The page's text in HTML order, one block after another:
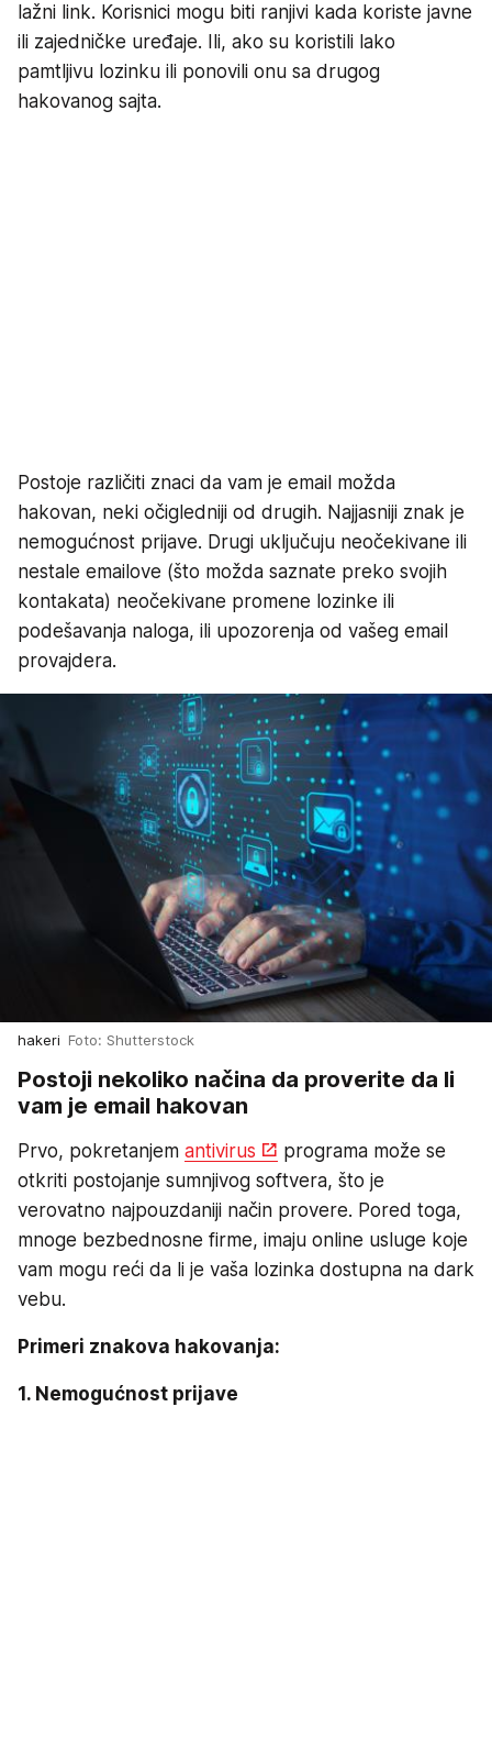
lažni link. Korisnici mogu biti ranjivi kada koriste javne
ili zajedničke uređaje. Ili, ako su koristili lako
pamtljivu lozinku ili ponovili onu sa drugog
hakovanog sajta.
Postoje različiti znaci da vam je email možda
hakovan, neki očigledniji od drugih. Najjasniji znak je
nemogućnost prijave. Drugi uključuju neočekivane ili
nestale emailove (što možda saznate preko svojih
kontakata) neočekivane promene lozinke ili
podešavanja naloga, ili upozorenja od vašeg email
provajdera.
hakeri Foto: Shutterstock
Postoji nekoliko načina da proverite da li
vam je email hakovan
Prvo, pokretanjem antivirus
programa može se
otkriti postojanje sumnjivog softvera, što je
verovatno najpouzdaniji način provere. Pored toga,
mnoge bezbednosne firme, imaju online usluge koje
vam mogu reći da li je vaša lozinka dostupna na dark
vebu.
Primeri znakova hakovanja:
1. Nemogućnost prijave